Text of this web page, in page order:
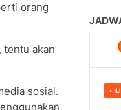
orang
tentu akan
sosial.